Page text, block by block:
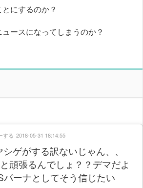
にするのか？
ースになってしまうのか？
ゲがする訳ないじゃん、、
頑張るんでしょ？？デマだよ
ーナとしてそう信じたい
する 2018-05-31 18:14:55